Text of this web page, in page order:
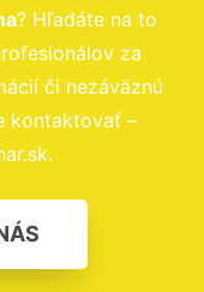
? Hľadáte na to
za
či nezáväznú
kontaktovať –